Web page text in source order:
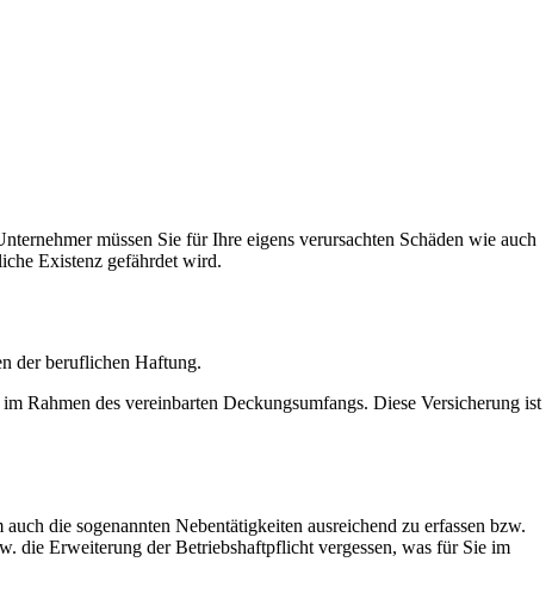
müssen Sie für Ihre eigens verursachten Schäden wie auch
Existenz gefährdet wird.
der beruflichen Haftung.
Rahmen des vereinbarten Deckungsumfangs. Diese Versicherung ist
die sogenannten Nebentätigkeiten ausreichend zu erfassen bzw.
die Erweiterung der Betriebshaftpflicht vergessen, was für Sie im